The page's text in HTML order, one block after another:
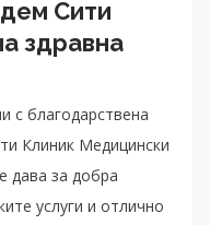
Сити
здравна
с благодарствена
Клиник Медицински
дава за добра
услуги и отлично